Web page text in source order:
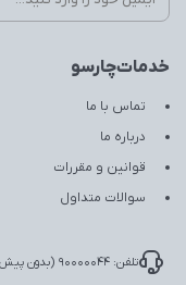
خدمات‌چارسو
تماس با ما
درباره ما
قوانین و مقررات
سوالات متداول
تلفن: 90000044 (بدون پیش شماره و رایگان)